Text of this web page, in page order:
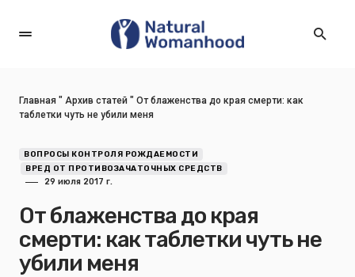
Главная " Архив статей " От блаженства до края смерти: как
таблетки чуть не убили меня
ВОПРОСЫ КОНТРОЛЯ РОЖДАЕМОСТИ
ВРЕД ОТ ПРОТИВОЗАЧАТОЧНЫХ СРЕДСТВ
29 июля 2017 г.
От блаженства до края
смерти: как таблетки чуть не
убили меня